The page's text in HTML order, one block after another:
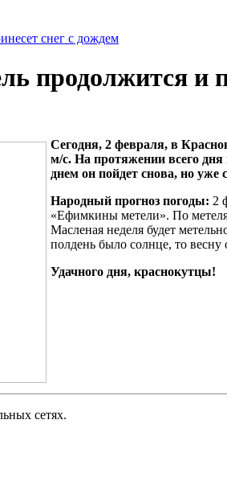
снег с дождем
продолжится и
Сегодня, 2 февраля, в
м/с. На протяжении всего дня
днем он пойдет снова, но уже
Народный прогноз погоды: 2
«Ефимкины метели». По
Масленая неделя будет
полдень было солнце, то
Удачного дня, краснокутцы!
сетях.